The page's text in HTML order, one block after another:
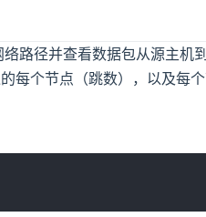
路径并查看数据包从源主机
每个节点（跳数），以及每